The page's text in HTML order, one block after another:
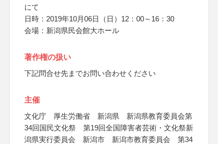
にて
日時：2019年10月06日（日）12：00～16：30
会場：新潟県民会館大ホール
著作権の扱い
下記問合せ先までお問い合わせください
主催
文化庁 厚生労働省 新潟県 新潟県教育委員会第
34回国民文化祭 第19回全国障害者芸術・文化祭新
潟県実行委員会 新潟市 新潟市教育委員会 第34